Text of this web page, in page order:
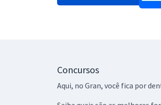
Concursos
Aqui, no Gran, você fica por